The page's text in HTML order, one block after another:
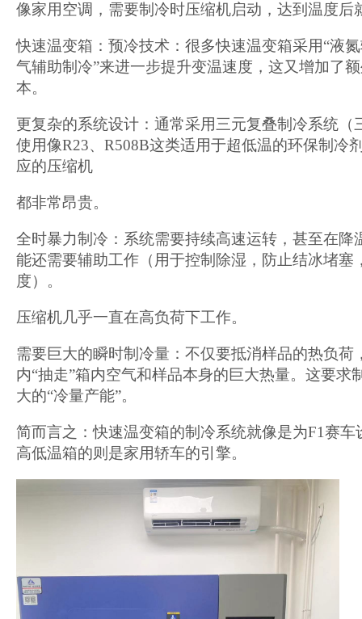
像家用空调，需要制冷时压缩机启动，达到温度后
快速温变箱：预冷技术：很多快速温变箱采用“液
气辅助制冷”来进一步提升变温速度，这又增加了
本。
更复杂的系统设计：通常采用三元复叠制冷系统（
使用像R23、R508B这类适用于超低温的环保制冷
应的压缩机
都非常昂贵。
全时暴力制冷：系统需要持续高速运转，甚至在降
能还需要辅助工作（用于控制除湿，防止结冰堵塞
度）。
压缩机几乎一直在高负荷下工作。
需要巨大的瞬时制冷量：不仅要抵消样品的热负荷
内“抽走”箱内空气和样品本身的巨大热量。这要求
大的“冷量产能”。
简而言之：快速温变箱的制冷系统就像是为F1赛车
高低温箱的则是家用轿车的引擎。